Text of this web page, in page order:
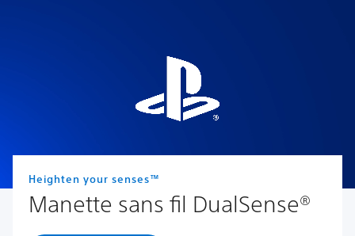
Heighten your senses™
Manette sans fil DualSense®